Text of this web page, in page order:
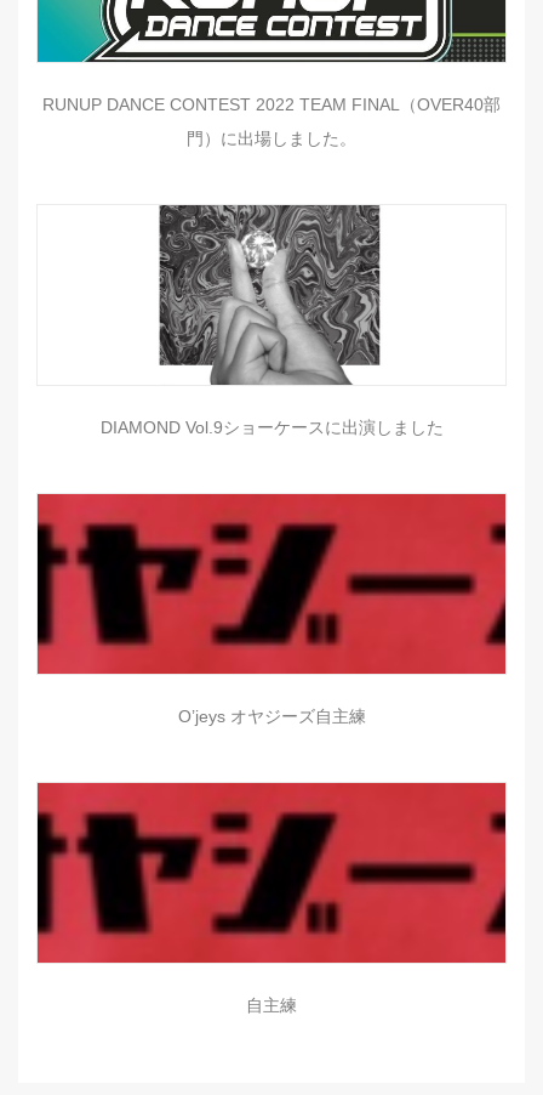
RUNUP DANCE CONTEST 2022 TEAM FINAL（OVER40部
門）に出場しました。
DIAMOND Vol.9ショーケースに出演しました
O’jeys オヤジーズ自主練
自主練